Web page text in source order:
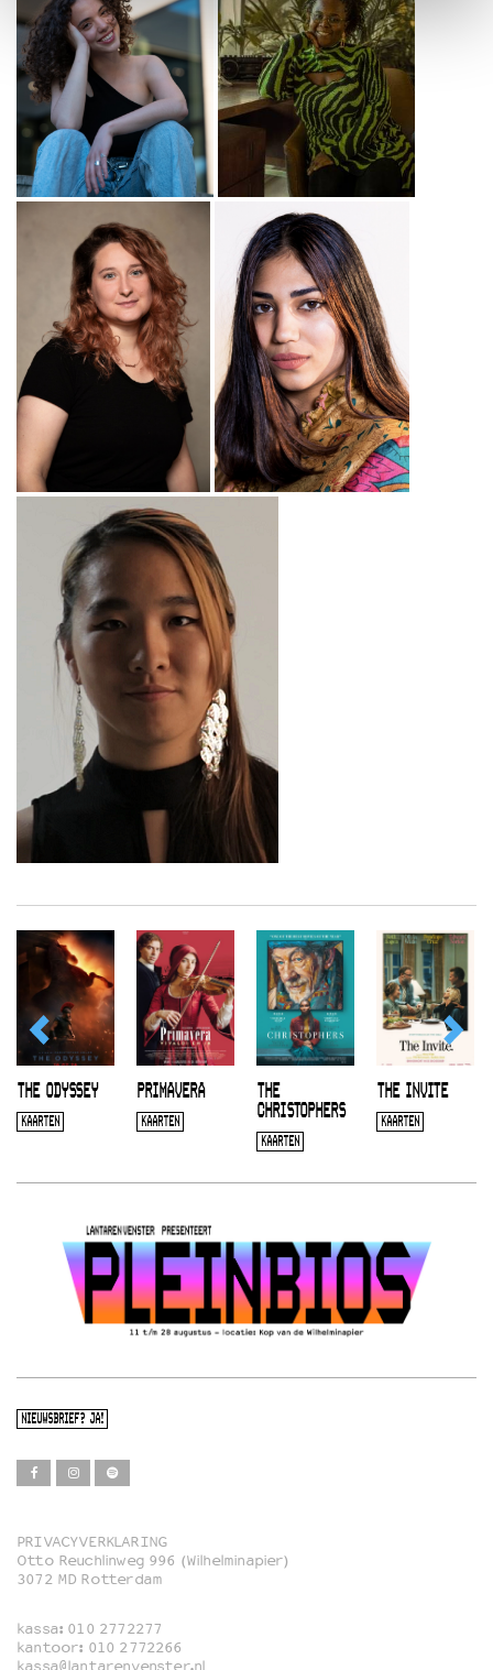
THE ODYSSEY
KAARTEN
PRIMAVERA
KAARTEN
THE
CHRISTOPHERS
KAARTEN
THE INVITE
KAARTEN
NIEUWSBRIEF? JA!
Film
Familie
PRIVACYVERKLARING
Otto Reuchlinweg 996 (Wilhelminapier)
3072 MD Rotterdam
kassa: 010 2772277
kantoor: 010 2772266
kassa@lantarenvenster.nl